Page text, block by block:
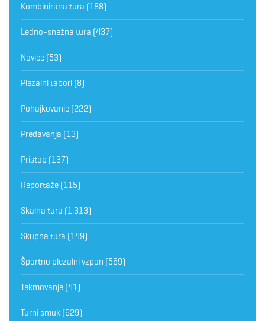
Kombinirana tura (188)
Ledno-snežna tura (437)
Novice (53)
Plezalni tabori (8)
Pohajkovanje (222)
Predavanja (13)
Pristop (137)
Reportaže (115)
Skalna tura (1.313)
Skupna tura (149)
Športno plezalni vzpon (569)
Tekmovanje (41)
Turni smuk (629)